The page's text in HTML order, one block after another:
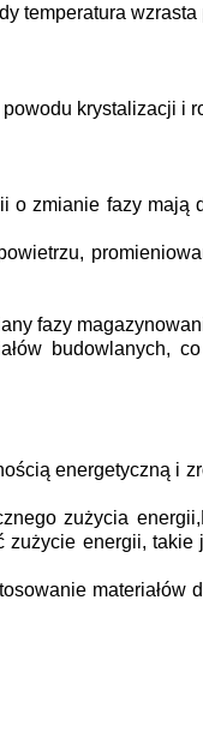
temperatura
krystalizacji i
zmianie fazy mają
fazy
budowlanych,
energetyczną i
zużycia
energii,